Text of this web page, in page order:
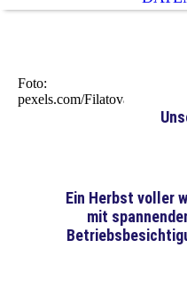
Foto:
pexels.com/Filatova
Ein Herbst voller
mit